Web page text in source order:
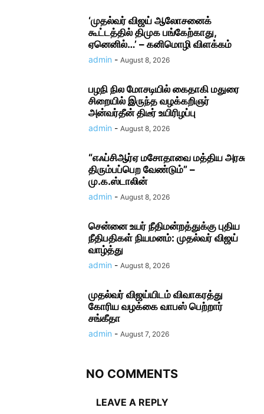
‘முதல்வர் விஜய் ஆலோசனைக்
கூட்டத்தில் திமுக பங்கேற்காது,
ஏனெனில்…’ – கனிமொழி விளக்கம்
admin - August 8, 2026
பழநி நில மோசடியில் கைதாகி மதுரை
சிறையில் இருந்த வழக்கறிஞர்
அன்வர்தீன் திடீர் உயிரிழப்பு
admin - August 8, 2026
“எஃப்சிஆர்ஏ மசோதாவை மத்திய அரசு
திரும்பப்பெற வேண்டும்” –
மு.க.ஸ்டாலின்
admin - August 8, 2026
சென்னை உயர் நீதிமன்றத்துக்கு புதிய
நீதிபதிகள் நியமனம்: முதல்வர் விஜய்
வாழ்த்து
admin - August 8, 2026
முதல்வர் விஜய்யிடம் விவாகரத்து
கோரிய வழக்கை வாபஸ் பெற்றார்
சங்கீதா
admin - August 7, 2026
NO COMMENTS
LEAVE A REPLY